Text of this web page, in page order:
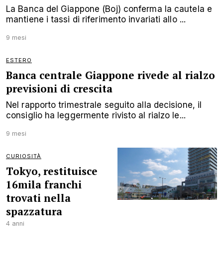
La Banca del Giappone (Boj) conferma la cautela e
mantiene i tassi di riferimento invariati allo ...
9 mesi
ESTERO
Banca centrale Giappone rivede al rialzo
previsioni di crescita
Nel rapporto trimestrale seguito alla decisione, il
consiglio ha leggermente rivisto al rialzo le...
9 mesi
CURIOSITÀ
Tokyo, restituisce
16mila franchi
trovati nella
spazzatura
4 anni